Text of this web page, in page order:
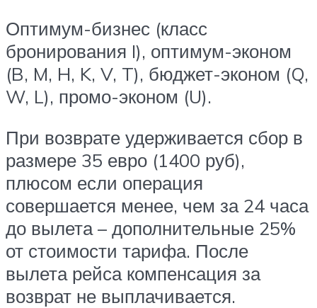
Оптимум-бизнес (класс
бронирования I), оптимум-эконом
(B, M, H, K, V, T), бюджет-эконом (Q,
W, L), промо-эконом (U).
При возврате удерживается сбор в
размере 35 евро (1400 руб),
плюсом если операция
совершается менее, чем за 24 часа
до вылета – дополнительные 25%
от стоимости тарифа. После
вылета рейса компенсация за
возврат не выплачивается.